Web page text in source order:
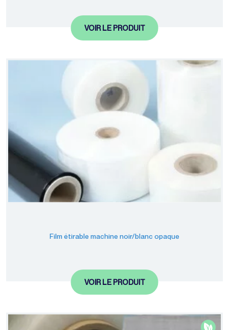
VOIR LE PRODUIT
Film étirable machine noir/blanc opaque
VOIR LE PRODUIT